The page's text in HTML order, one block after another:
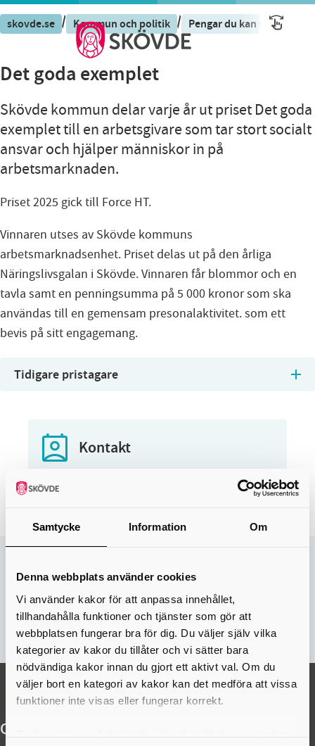
Samtycke Information Om
Denna webbplats använder cookies
Vi använder kakor för att anpassa innehållet,
tillhandahålla funktioner och tjänster som gör att
webbplatsen fungerar bra för dig. Du väljer själv vilka
kategorier av kakor du tillåter och vi sätter bara
nödvändiga kakor innan du gjort ett aktivt val. Om du
väljer bort en kategori av kakor kan det medföra att vissa
funktioner inte visas eller fungerar korrekt.
skovde.se / Kommun och politik / Pengar du kan söka och
Det goda exemplet
Skövde kommun delar varje år ut priset Det goda
exemplet till en arbetsgivare som tar stort socialt
ansvar och hjälper människor in på
arbetsmarknaden.
Priset 2025 gick till Force HT.
Vinnaren utses av Skövde kommuns
arbetsmarknadsenhet. Priset delas ut på den årliga
Näringslivsgalan i Skövde. Vinnaren får blommor och en
tavla samt en penningsumma på 5 000 kronor som ska
användas till en gemensam presonalaktivitet. som ett
bevis på sitt engagemang.
Tidigare pristagare
Kontakt
Sidan uppdaterades:7 maj 2026
Hjälpte informationen på den här sidan dig?
Nej
Ja
Organisationsuppgifter